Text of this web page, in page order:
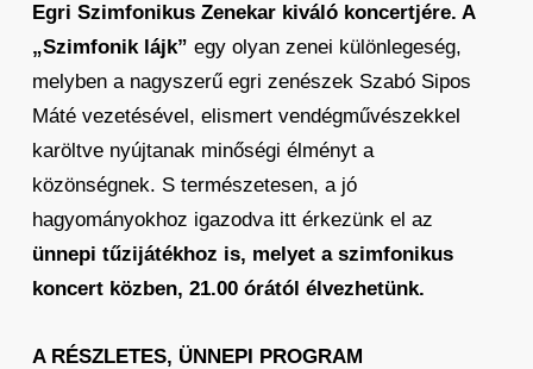
Egri Szimfonikus Zenekar kiváló koncertjére. A
„Szimfonik lájk” egy olyan zenei különlegeség,
melyben a nagyszerű egri zenészek Szabó Sipos
Máté vezetésével, elismert vendégművészekkel
karöltve nyújtanak minőségi élményt a
közönségnek. S természetesen, a jó
hagyományokhoz igazodva itt érkezünk el az
ünnepi tűzijátékhoz is, melyet a szimfonikus
koncert közben, 21.00 órától élvezhetünk.
A RÉSZLETES, ÜNNEPI PROGRAM